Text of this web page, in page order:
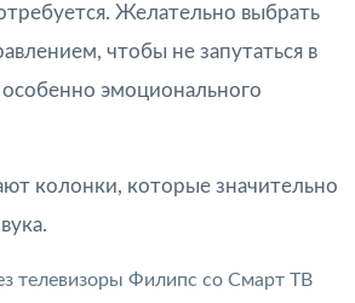
Желательно выбрать
чтобы не запутаться в
эмоционального
колонки, которые значительно
телевизоры Филипс со Смарт ТВ